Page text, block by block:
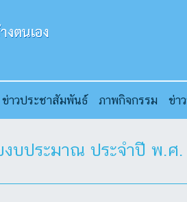
ข่าวประชาสัมพันธ์ ภาพกิจกรรม ข่า
งบประมาณ ประจำปี พ.